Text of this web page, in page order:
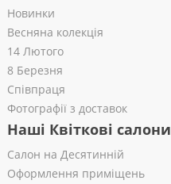
Новинки
Весняна колекція
14 Лютого
8 Березня
Співпраця
Фотографії з доставок
Наші Квіткові салони
Салон на Десятинній
Оформлення приміщень